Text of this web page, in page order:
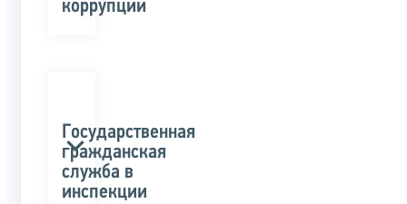
коррупции
Государственная
гражданская
служба в
инспекции